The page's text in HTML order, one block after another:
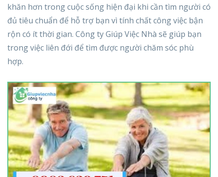
khăn hơn trong cuộc sống hiện đại khi cần tìm người có
đủ tiêu chuẩn để hỗ trợ bạn vì tính chất công việc bận
rộn có ít thời gian. Công ty Giúp Việc Nhà sẽ giúp bạn
trong việc liên đới để tìm được người chăm sóc phù
hợp.